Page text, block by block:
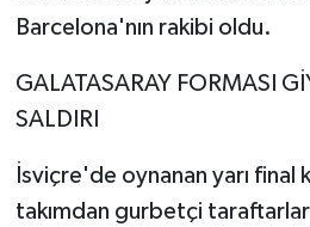
Barcelona'nın rakibi oldu.
GALATASARAY FORMASI
SALDIRI
İsviçre'de oynanan yarı final
takımdan gurbetçi taraftarlar